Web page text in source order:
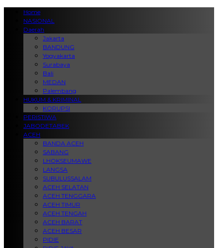
Home
NASIONAL
Daerah
Jakarta
BANDUNG
Yogyakarta
Surabaya
Bali
MEDAN
Palembang
HUKUM & KRIMINAL
KORUPSI
PERISTIWA
JABODETABEK
ACEH
BANDA ACEH
SABANG
LHOKSEUMAWE
LANGSA
SUBULUSSALAM
ACEH SELATAN
ACEH TENGGARA
ACEH TIMUR
ACEH TENGAH
ACEH BARAT
ACEH BESAR
PIDIE